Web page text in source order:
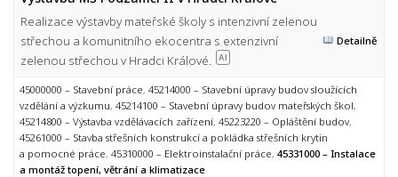
Realizace výstavby mateřské školy s intenzivní zelenou
střechou a komunitního ekocentra s extenzivní
zelenou střechou v Hradci Králové.
AI
Detailně
45000000 – Stavební práce, 45214000 – Stavební úpravy budov sloužících
vzdělání a výzkumu, 45214100 – Stavební úpravy budov mateřských škol,
45214800 – Výstavba vzdělávacích zařízení, 45223220 – Opláštění budov,
45261000 – Stavba střešních konstrukcí a pokládka střešních krytin
a pomocné práce, 45310000 – Elektroinstalační práce, 45331000 – Instalace
a montáž topení, větrání a klimatizace